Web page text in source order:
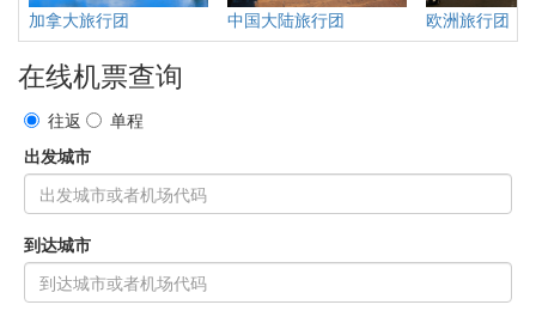
加拿大旅行团 中国大陆旅行团 欧洲旅行团
在线机票查询
往返
单程
出发城市
到达城市